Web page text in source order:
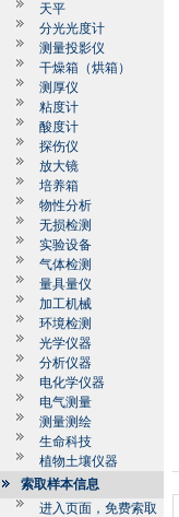
天平
分光光度计
测量投影仪
干燥箱（烘箱）
测厚仪
粘度计
酸度计
探伤仪
放大镜
培养箱
物性分析
无损检测
实验设备
气体检测
量具量仪
加工机械
环境检测
光学仪器
分析仪器
电化学仪器
电气测量
测量测绘
生命科技
植物土壤仪器
索取样本信息
进入页面，免费索取